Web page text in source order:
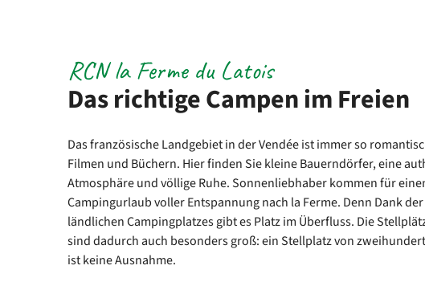
Das richtige Campen im Freien
RCN la Ferme du Latois
Das französische Landgebiet in der Vendée ist immer so
Filmen und Büchern. Hier finden Sie kleine Bauerndörfer, eine
Atmosphäre und völlige Ruhe. Sonnenliebhaber kommen für
Campingurlaub voller Entspannung nach la Ferme. Denn Dank
ländlichen Campingplatzes gibt es Platz im Überfluss. Die
sind dadurch auch besonders groß: ein Stellplatz von
ist keine Ausnahme.